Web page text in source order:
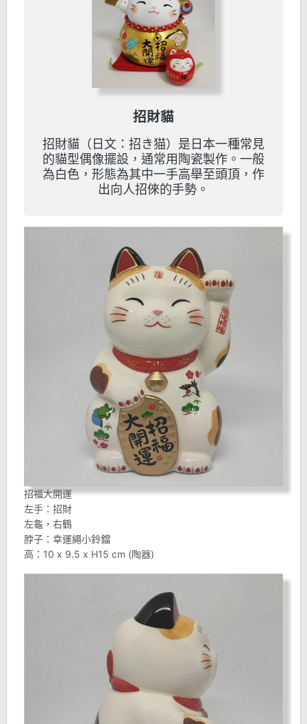
招財貓
招財貓（日文：招き猫）是日本一種常見
的貓型偶像擺設，通常用陶瓷製作。一般
為白色，形態為其中一手高舉至頭頂，作
出向人招倈的手勢。
招福大開運
左手：招財
左龜，右鶴
脖子：幸運繩小鈴鐺
高：10 x 9.5 x H15 cm (陶器)